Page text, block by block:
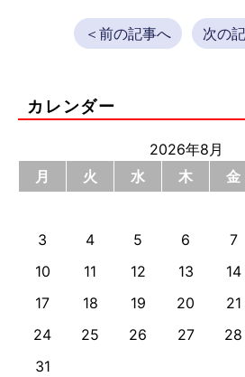
＜前の記事へ 次の
カレンダー
2026年8月
月
火 水 木 金
3
4 5 6 7
10
11 12 13 14
17
18 19 20 21
24
25 26 27 28
31